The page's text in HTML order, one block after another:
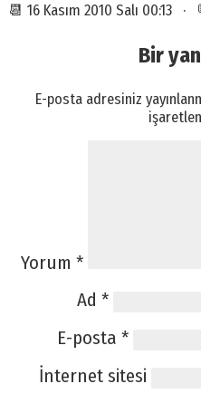
📆 16 Kasım 2010 Salı 00:13
Bir
E-posta adresiniz
Yorum *
Ad *
E-posta *
İnternet sitesi